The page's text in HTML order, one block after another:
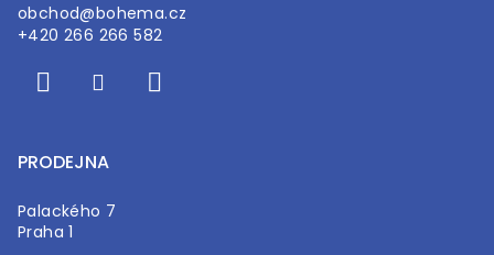
obchod@bohema.cz
+420 266 266 582
PRODEJNA
Palackého 7
Praha 1